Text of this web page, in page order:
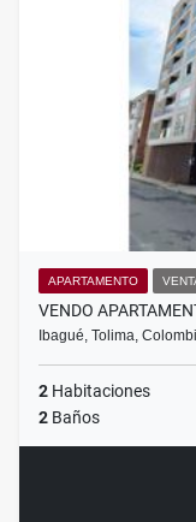
APARTAMENTO
VENDO
Ibagué, Tolima,
2 Habitaciones
2 Baños